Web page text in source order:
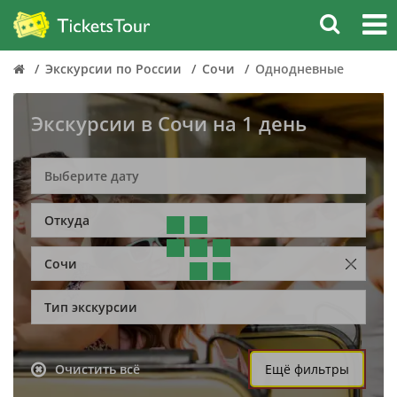
Экскурсии по России Сочи Однодневные
Экскурсии в Сочи на 1 день
Откуда
Сочи
Тип экскурсии
Очистить всё Ещё фильтры